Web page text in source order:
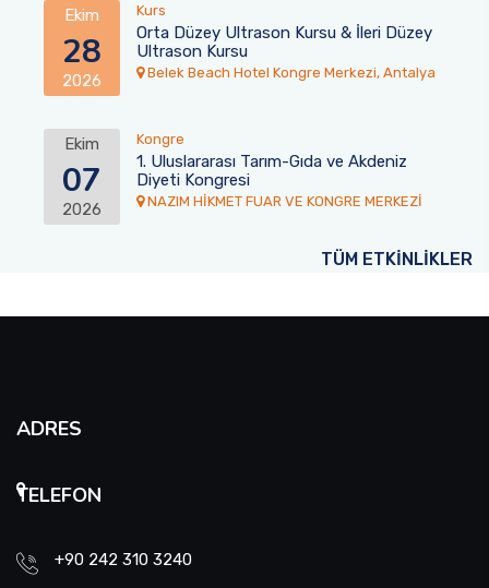
Ekim
28
2026
Kurs
Orta Düzey Ultrason Kursu & İleri Düzey
Ultrason Kursu
Belek Beach Hotel Kongre Merkezi, Antalya
Ekim
07
2026
Kongre
1. Uluslararası Tarım-Gıda ve Akdeniz
Diyeti Kongresi
NAZIM HİKMET FUAR VE KONGRE MERKEZİ
TÜM ETKİNLİKLER
ADRES
TELEFON
+90 242 310 3240